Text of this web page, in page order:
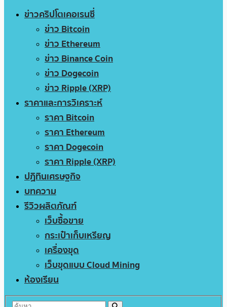
ข่าวคริปโตเคอเรนซี่
ข่าว Bitcoin
ข่าว Ethereum
ข่าว Binance Coin
ข่าว Dogecoin
ข่าว Ripple (XRP)
ราคาและการวิเคราะห์
ราคา Bitcoin
ราคา Ethereum
ราคา Dogecoin
ราคา Ripple (XRP)
ปฏิทินเศรษฐกิจ
บทความ
รีวิวผลิตภัณฑ์
เว็บซื้อขาย
กระเป๋าเก็บเหรียญ
เครื่องขุด
เว็บขุดแบบ Cloud Mining
ห้องเรียน